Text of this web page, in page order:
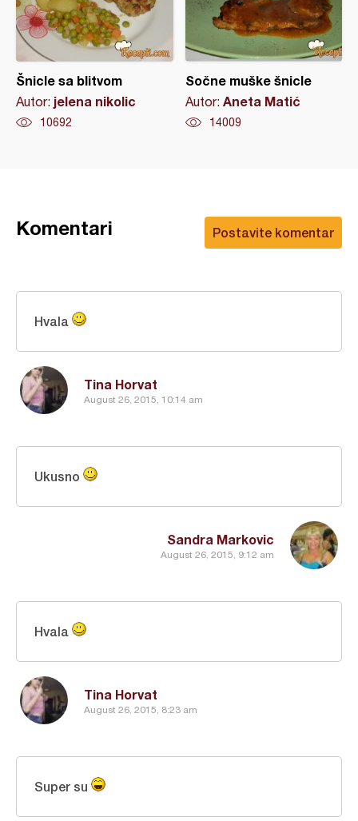
Šnicle sa blitvom
Autor: jelena nikolic
10692
Sočne muške šnicle
Autor: Aneta Matić
14009
Postavite komentar
Komentari
Tina Horvat
August 26, 2015, 10:14 am
Hvala
Sandra Markovic
August 26, 2015, 9:12 am
Ukusno
Tina Horvat
August 26, 2015, 8:23 am
Hvala
Super su